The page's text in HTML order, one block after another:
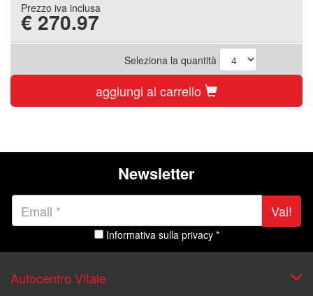
Prezzo iva inclusa
€ 270.97
Seleziona la quantità
aggiungi al carrello
Newsletter
Vai!
Informativa sulla privacy *
Autocentro Vitale